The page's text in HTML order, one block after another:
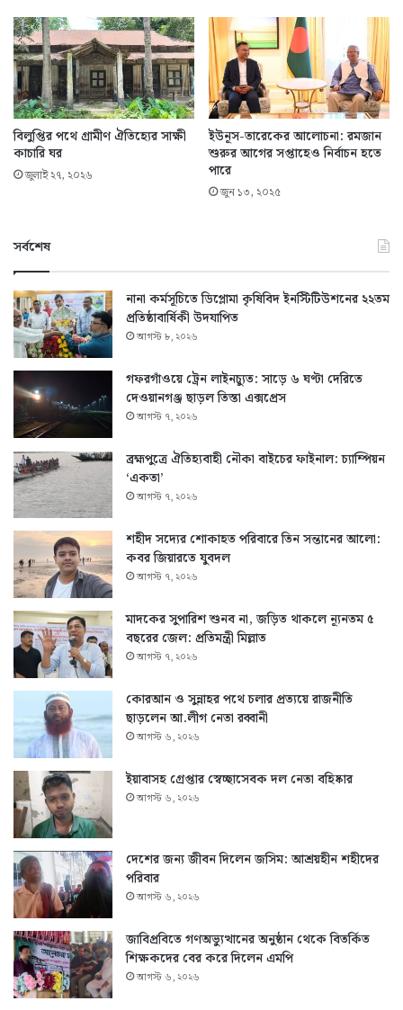
বিলুপ্তির পথে গ্রামীণ ঐতিহ্যের সাক্ষী
কাচারি ঘর
জুলাই ২৭, ২০২৬
ইউনূস-তারেকের আলোচনা: রমজান
শুরুর আগের সপ্তাহেও নির্বাচন হতে
পারে
জুন ১৩, ২০২৫
সর্বশেষ
নানা কর্মসূচিতে ডিপ্লোমা কৃষিবিদ ইনস্টিটিউশনের ২২তম
প্রতিষ্ঠাবার্ষিকী উদযাপিত
আগস্ট ৮, ২০২৬
গফরগাঁওয়ে ট্রেন লাইনচ্যুত: সাড়ে ৬ ঘণ্টা দেরিতে
দেওয়ানগঞ্জ ছাড়ল তিস্তা এক্সপ্রেস
আগস্ট ৭, ২০২৬
ব্রহ্মপুত্রে ঐতিহ্যবাহী নৌকা বাইচের ফাইনাল: চ্যাম্পিয়ন
‘একতা’
আগস্ট ৭, ২০২৬
শহীদ সদ্যের শোকাহত পরিবারে তিন সন্তানের আলো:
কবর জিয়ারতে যুবদল
আগস্ট ৭, ২০২৬
মাদকের সুপারিশ শুনব না, জড়িত থাকলে ন্যূনতম ৫
বছরের জেল: প্রতিমন্ত্রী মিল্লাত
আগস্ট ৭, ২০২৬
কোরআন ও সুন্নাহর পথে চলার প্রত্যয়ে রাজনীতি
ছাড়লেন আ.লীগ নেতা রব্বানী
আগস্ট ৬, ২০২৬
ইয়াবাসহ গ্রেপ্তার স্বেচ্ছাসেবক দল নেতা বহিষ্কার
আগস্ট ৬, ২০২৬
দেশের জন্য জীবন দিলেন জসিম: আশ্রয়হীন শহীদের
পরিবার
আগস্ট ৬, ২০২৬
জাবিপ্রবিতে গণঅভ্যুত্থানের অনুষ্ঠান থেকে বিতর্কিত
শিক্ষকদের বের করে দিলেন এমপি
আগস্ট ৬, ২০২৬